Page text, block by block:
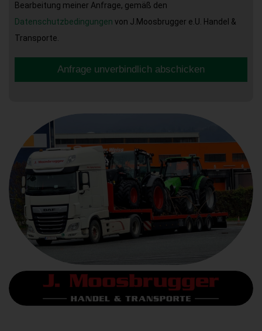
Bearbeitung meiner Anfrage, gemäß den
Datenschutzbedingungen von J.Moosbrugger e.U. Handel &
Transporte.
Anfrage unverbindlich abschicken